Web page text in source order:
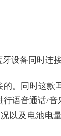
设备同时连
。同时这款
语音通话/
以及电池电